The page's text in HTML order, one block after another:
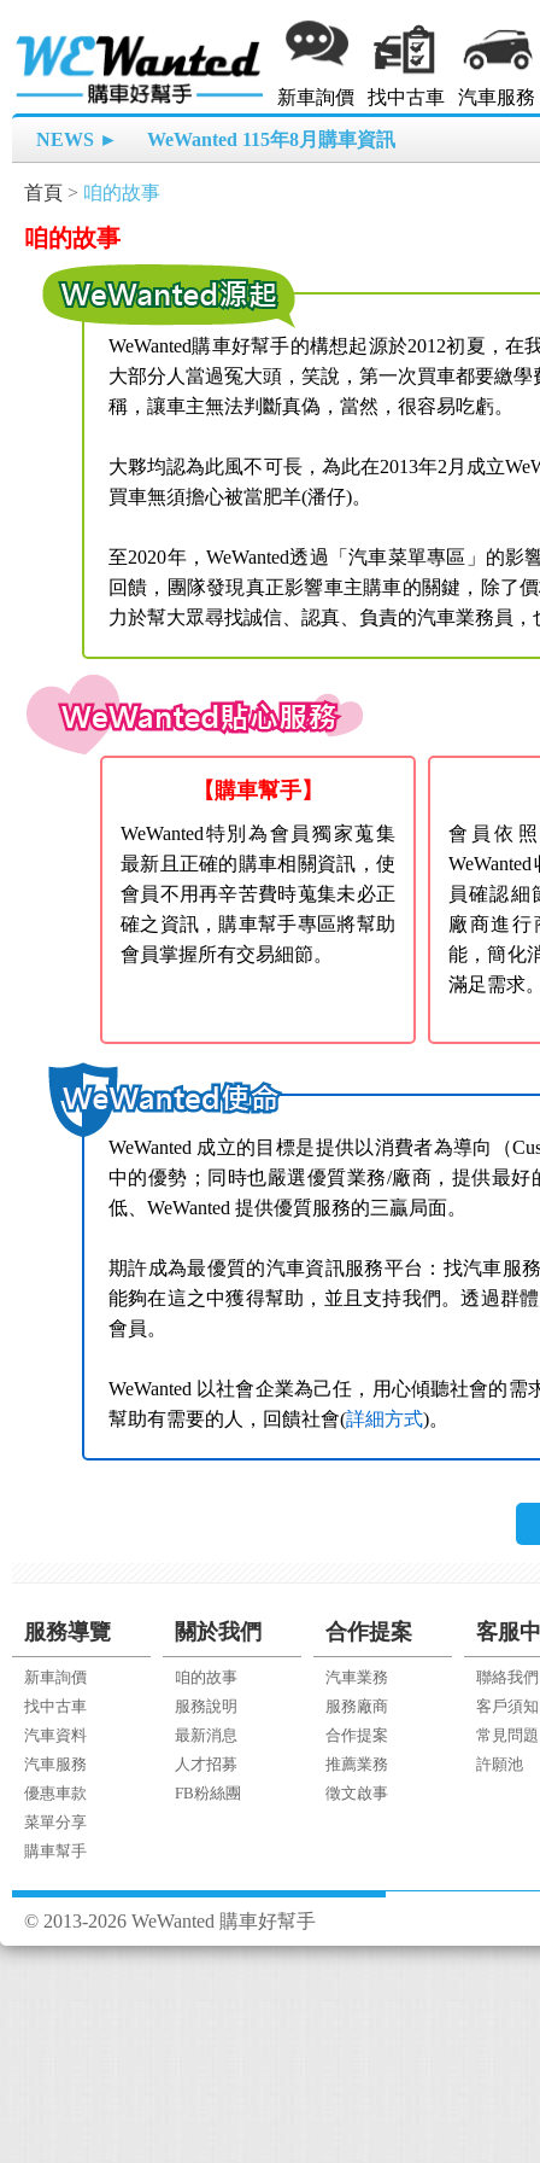
新車詢價 找中古車 汽車服務
NEWS ► WeWanted 115年8月購車資訊
首頁 > 咱的故事
咱的故事
WeWanted購車好幫手的構想起源於2012初夏，
大部分人當過冤大頭，笑說，第一次買車都要繳
稱，讓車主無法判斷真偽，當然，很容易吃虧。
大夥均認為此風不可長，為此在2013年2月成立
買車無須擔心被當肥羊(潘仔)。
至2020年，WeWanted透過「汽車菜單專區」的
回饋，團隊發現真正影響車主購車的關鍵，除了
力於幫大眾尋找誠信、認真、負責的汽車業務員，
【購車幫手】
WeWanted特別為會員獨家蒐集
最新且正確的購車相關資訊，使
會員不用再辛苦費時蒐集未必正
確之資訊，購車幫手專區將幫助
會員掌握所有交易細節。
會員依
員確認細
廠商進行
能，簡化
滿足需求
WeWanted 成立的目標是提供以消費者為導向（
中的優勢；同時也嚴選優質業務/廠商，提供最
低、WeWanted 提供優質服務的三贏局面。
期許成為最優質的汽車資訊服務平台：找汽車服
能夠在這之中獲得幫助，並且支持我們。透過群
會員。
WeWanted 以社會企業為己任，用心傾聽社會的
幫助有需要的人，回饋社會(詳細方式)。
服務導覽
新車詢價
找中古車
汽車資料
汽車服務
優惠車款
菜單分享
購車幫手
關於我們
咱的故事
服務說明
最新消息
人才招募
FB粉絲團
合作提案
汽車業務
服務廠商
合作提案
推薦業務
徵文啟事
客服
聯絡我們
客戶須知
常見問題
許願池
© 2013-2026 WeWanted 購車好幫手